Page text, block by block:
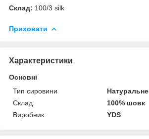
Склад: 100/3 silk
Приховати
Характеристики
Основні
Тип сировини
Натуральне
Склад
100% шовк
Виробник
YDS